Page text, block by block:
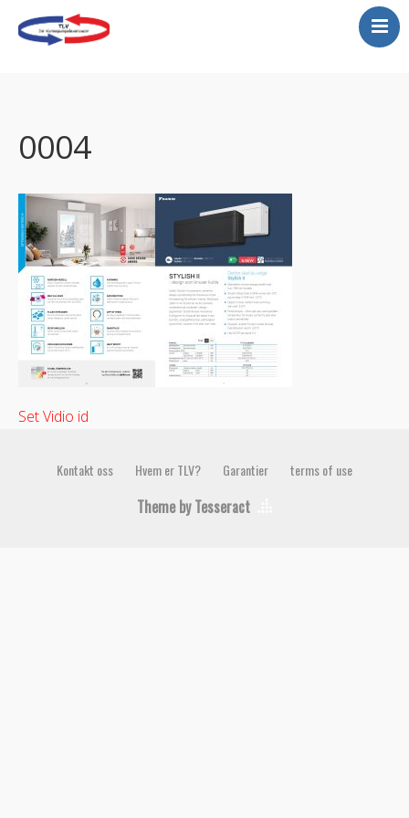
Service
Kjølerom
Luftrenser
Tilbud
Vannbåren varmepumper
Store lokaler…se her!
Galeri-legger ut et lite
utdrag her
0004
Set Vidio id
Kontakt oss Hvem er TLV? Garantier terms of use
Theme by Tesseract